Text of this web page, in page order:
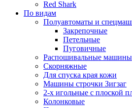
Red Shark
По видам
Полуавтоматы и
Закрепочные
Петельные
Пуговичные
Распошивальные машины
Скорняжные
Для спуска края кожи
Машины строчки Зигзаг
2-х игольные с плоской
Колонковые